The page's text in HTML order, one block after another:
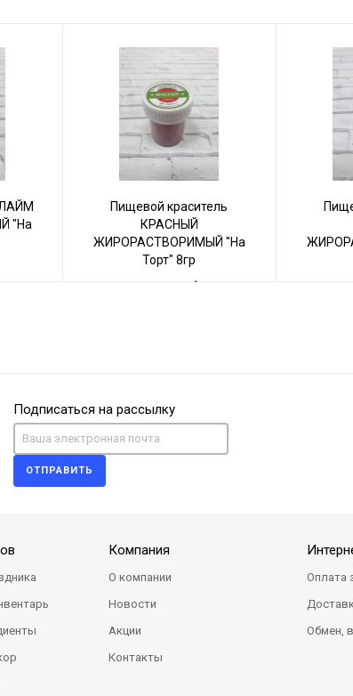
ЛАЙМ
"На
Пищевой краситель
КРАСНЫЙ
ЖИРОРАСТВОРИМЫЙ "На
Торт" 8гр
150 руб.
Подписаться на рассылку
ОТПРАВИТЬ
Компания
О компании
Новости
Акции
Контакты
Оплата
Обмен,